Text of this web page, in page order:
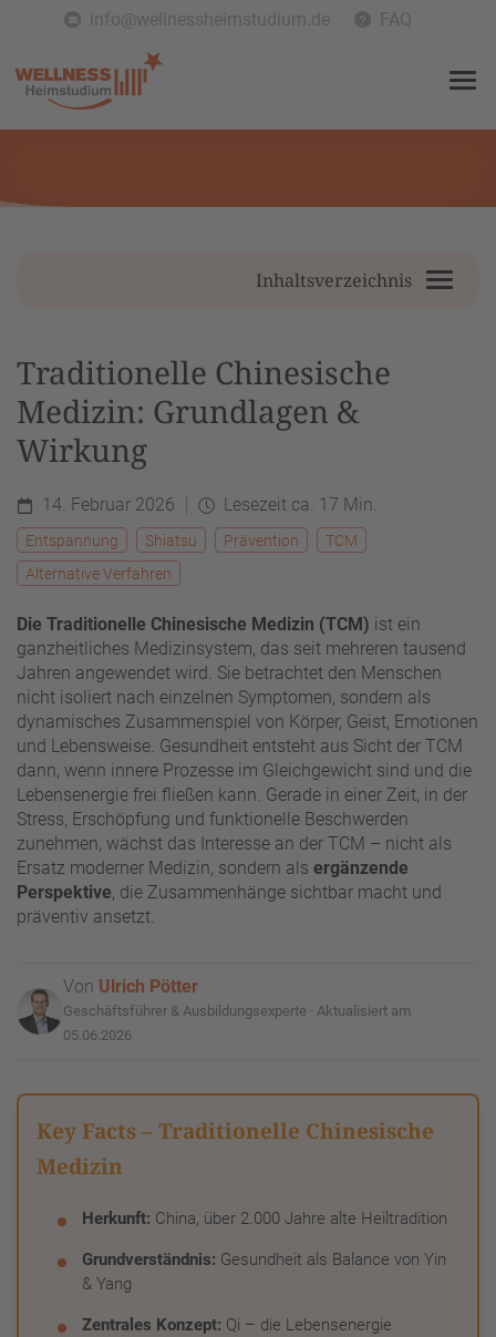
info@wellnessheimstudium.de FAQ
Inhaltsverzeichnis
Traditionelle Chinesische
Medizin: Grundlagen &
Wirkung
14. Februar 2026 Lesezeit ca. 17 Min.
Entspannung Shiatsu Prävention
TCM
Alternative Verfahren
Die Traditionelle Chinesische Medizin (TCM) ist ein
ganzheitliches Medizinsystem, das seit mehreren tausend
Jahren angewendet wird. Sie betrachtet den Menschen
nicht isoliert nach einzelnen Symptomen, sondern als
dynamisches Zusammenspiel von Körper, Geist, Emotionen
und Lebensweise. Gesundheit entsteht aus Sicht der TCM
dann, wenn innere Prozesse im Gleichgewicht sind und die
Lebensenergie frei fließen kann. Gerade in einer Zeit, in der
Stress, Erschöpfung und funktionelle Beschwerden
zunehmen, wächst das Interesse an der TCM – nicht als
Ersatz moderner Medizin, sondern als ergänzende
Perspektive, die Zusammenhänge sichtbar macht und
präventiv ansetzt.
Von Ulrich Pötter
Geschäftsführer & Ausbildungsexperte · Aktualisiert am
05.06.2026
Key Facts – Traditionelle Chinesische
Medizin
Herkunft: China, über 2.000 Jahre alte Heiltradition
Grundverständnis: Gesundheit als Balance von Yin
& Yang
Zentrales Konzept: Qi – die Lebensenergie